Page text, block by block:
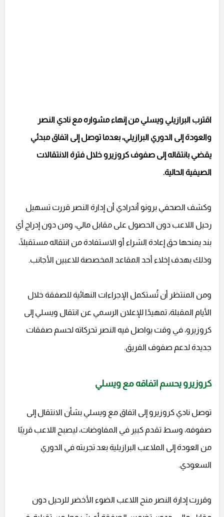
اقترب البرازيلي ويسلي من إنهاء مشواره مع نادي النصر
والعودة إلى الدوري البرازيلي، بعدما توصل إلى اتفاق مبدئي
يقضي بانتقاله إلى صفوف كروزيرو خلال فترة الانتقالات
الصيفية الحالية.
وكشف الصحفي برونو أندرادي أن إدارة النصر قررت تسهيل
رحيل اللاعب دون الحصول على مقابل مالي، ومن دون إدراج أي
بند يمنحها حق إعادة الشراء أو الاستفادة من انتقاله مستقبلًا،
وذلك بهدف إخلاء أحد المقاعد المخصصة للاعبين الأجانب.
ومن المنتظر أن تُستكمل الإجراءات النهائية للصفقة خلال
الأيام المقبلة، تمهيدًا للإعلان الرسمي عن انتقال ويسلي إلى
كروزيرو، في وقت يواصل فيه النصر تحركاته لحسم صفقات
جديدة لدعم صفوف الفريق.
كروزيرو يحسم اتفاقه مع ويسلي
توصل نادي كروزيرو إلى اتفاق مع ويسلي بشأن الانتقال إلى
صفوفه، وسط تقدم كبير في المفاوضات، ليصبح اللاعب قريبًا
من العودة إلى الملاعب البرازيلية بعد تجربته في الدوري
السعودي.
وقررت إدارة النصر منح اللاعب الضوء الأخضر للرحيل دون